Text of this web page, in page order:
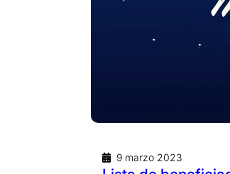
9 marzo 2023